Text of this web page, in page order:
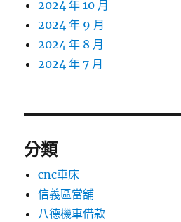
2024 年 10 月
2024 年 9 月
2024 年 8 月
2024 年 7 月
分類
cnc車床
信義區當舖
八德機車借款